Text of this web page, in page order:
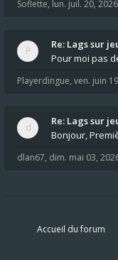
Soflette, lun. juil. 20,
Re: Lags sur
Pour moi pas
Playerdingue, ven. juin
Re: Lags sur
Bonjour,
dlan67, dim. mai 03,
Accueil du forum